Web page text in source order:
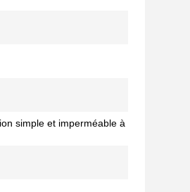
simple et imperméable à